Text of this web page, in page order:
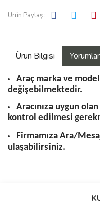
Ürün Paylaş :
Ürün Bilgisi Yorumlar
Araç marka ve
değişebilmektedir.
Aracınıza uygun
kontrol edilmesi
Firmamıza Ara/
ulaşabilirsiniz.
Bu ürüne